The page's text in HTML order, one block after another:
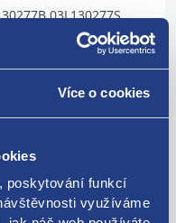
Více o cookies
poskytování funkcí
využíváme
03L130277S